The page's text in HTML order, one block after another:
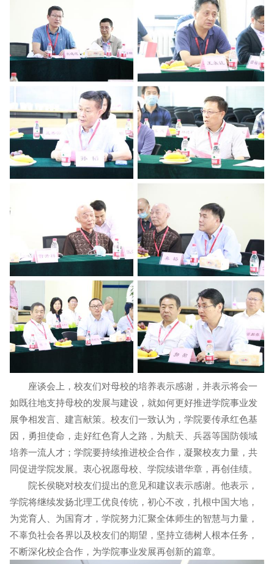
座谈会上，校友们对母校的培养表示感谢，并表示将会一
如既往地支持母校的发展与建设，就如何更好推进学院事业发
展争相发言、建言献策。校友们一致认为，学院要传承红色基
因，勇担使命，走好红色育人之路，为航天、兵器等国防领域
培养一流人才；学院要持续推进校企合作，凝聚校友力量，共
同促进学院发展。衷心祝愿母校、学院续谱华章，再创佳绩。
院长侯晓对校友们提出的意见和建议表示感谢。他表示，
学院将继续发扬北理工优良传统，初心不改，扎根中国大地，
为党育人、为国育才，学院努力汇聚全体师生的智慧与力量，
不辜负社会各界以及校友们的期望，坚持立德树人根本任务，
不断深化校企合作，为学院事业发展再创新的篇章。